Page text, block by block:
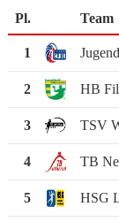
Pl. Team
1
2 HB
3 TSV
4 TB
5 HSG